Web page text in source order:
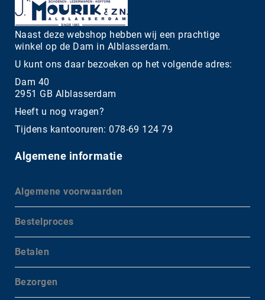
Naast deze webshop hebben wij een prachtige
winkel op de Dam in Alblasserdam.
U kunt ons daar bezoeken op het volgende adres:
Dam 40
2951 GB Alblasserdam
Heeft u nog vragen?
Tijdens kantooruren: 078-69 124 79
Algemene informatie
Algemene voorwaarden
Bestelproces
Betalen
Bezorgen